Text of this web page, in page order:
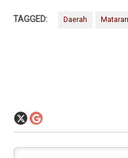
TAGGED: Daerah